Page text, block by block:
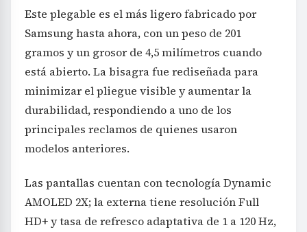
Este plegable es el más ligero fabricado por
Samsung hasta ahora, con un peso de 201
gramos y un grosor de 4,5 milímetros cuando
está abierto. La bisagra fue rediseñada para
minimizar el pliegue visible y aumentar la
durabilidad, respondiendo a uno de los
principales reclamos de quienes usaron
modelos anteriores.
Las pantallas cuentan con tecnología Dynamic
AMOLED 2X; la externa tiene resolución Full
HD+ y tasa de refresco adaptativa de 1 a 120 Hz,